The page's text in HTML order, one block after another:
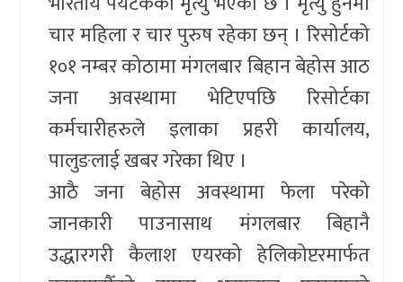
चार महिला र चार पुरुष रहेका छन् । रिसोर्टको
१०१ नम्बर कोठामा मंगलबार बिहान बेहोस आठ
जना अवस्थामा भेटिएपछि रिसोर्टका
कर्मचारीहरुले इलाका प्रहरी कार्यालय,
पालुङलाई खबर गरेका थिए ।
आठै जना बेहोस अवस्थामा फेला परेको
जानकारी पाउनासाथ मंगलबार बिहानै
उद्धारगरी कैलाश एयरको हेलिकोप्टरमार्फत